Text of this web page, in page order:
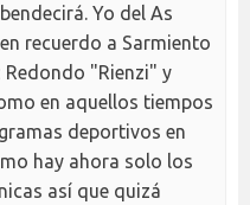
Yo del As
recuerdo a Sarmiento
Redondo "Rienzi" y
en aquellos tiempos
deportivos en
hay ahora solo los
así que quizá